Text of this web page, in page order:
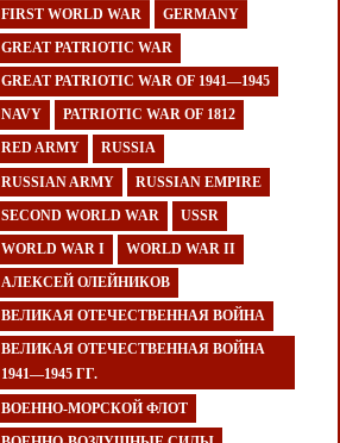
FIRST WORLD WAR GERMANY
GREAT PATRIOTIC WAR
GREAT PATRIOTIC WAR OF 1941—1945
NAVY PATRIOTIC WAR OF 1812
RED ARMY RUSSIA
RUSSIAN ARMY RUSSIAN EMPIRE
SECOND WORLD WAR USSR
WORLD WAR I WORLD WAR II
АЛЕКСЕЙ ОЛЕЙНИКОВ
ВЕЛИКАЯ ОТЕЧЕСТВЕННАЯ ВОЙНА
ВЕЛИКАЯ ОТЕЧЕСТВЕННАЯ ВОЙНА
1941—1945 ГГ.
ВОЕННО-МОРСКОЙ ФЛОТ